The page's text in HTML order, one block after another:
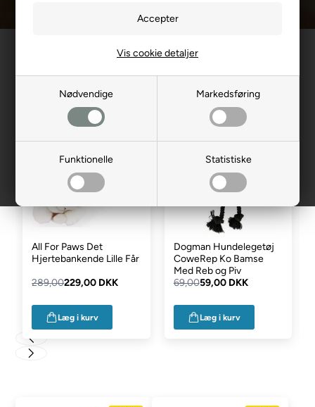
Nødvendige Markedsføring
Funktionelle Statistiske
Vis cookie detaljer
Mest populære i Legetøj til
All For Paws Det
Hjertebankende Lille Får
289,00229,00 DKK
Læg i kurv
Dogman Hundelegetøj
CoweRep Ko Bamse
Med Reb og Piv
69,0059,00 DKK
Læg i kurv